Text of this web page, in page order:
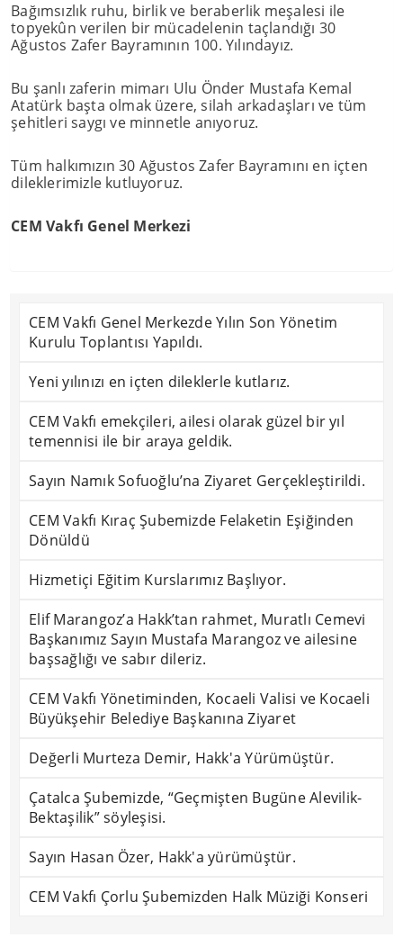
Bağımsızlık ruhu, birlik ve beraberlik meşalesi ile
topyekûn verilen bir mücadelenin taçlandığı 30
Ağustos Zafer Bayramının 100. Yılındayız.
Bu şanlı zaferin mimarı Ulu Önder Mustafa Kemal
Atatürk başta olmak üzere, silah arkadaşları ve tüm
şehitleri saygı ve minnetle anıyoruz.
Tüm halkımızın 30 Ağustos Zafer Bayramını en içten
dileklerimizle kutluyoruz.
CEM Vakfı Genel Merkezi
CEM Vakfı Genel Merkezde Yılın Son Yönetim
Kurulu Toplantısı Yapıldı.
Yeni yılınızı en içten dileklerle kutlarız.
CEM Vakfı emekçileri, ailesi olarak güzel bir yıl
temennisi ile bir araya geldik.
Sayın Namık Sofuoğlu’na Ziyaret Gerçekleştirildi.
CEM Vakfı Kıraç Şubemizde Felaketin Eşiğinden
Dönüldü
Hizmetiçi Eğitim Kurslarımız Başlıyor.
Elif Marangoz’a Hakk’tan rahmet, Muratlı Cemevi
Başkanımız Sayın Mustafa Marangoz ve ailesine
başsağlığı ve sabır dileriz.
CEM Vakfı Yönetiminden, Kocaeli Valisi ve Kocaeli
Büyükşehir Belediye Başkanına Ziyaret
Değerli Murteza Demir, Hakk'a Yürümüştür.
Çatalca Şubemizde, “Geçmişten Bugüne Alevilik-
Bektaşilik” söyleşisi.
Sayın Hasan Özer, Hakk'a yürümüştür.
CEM Vakfı Çorlu Şubemizden Halk Müziği Konseri